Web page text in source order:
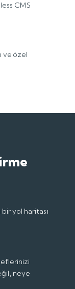
CMS
ve özel
yol haritası
neye